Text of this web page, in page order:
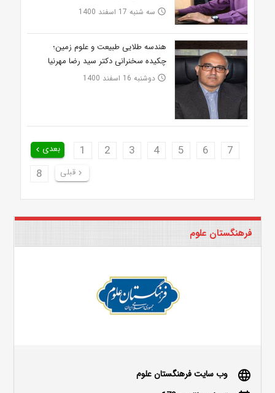
access_time سه شنبه 17 اسفند 1400
هندسه طلایی طبیعت و علوم زمین؛
چکیده سخنرانی دکتر سید رضا مهرنیا
access_time دوشنبه 16 اسفند 1400
بعدی keyboard_arrow_left 1 2 3 4 5 6
7
8
keyboard_arrow_right قبلی
فرهنگستان علوم
language وب سایت فرهنگستان علوم